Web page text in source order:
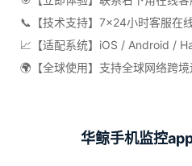
📞【技术支持】7×24小时客服在
📈【适配系统】iOS / Android /
🌍【全球使用】支持全球网络跨
华鲸手机监控